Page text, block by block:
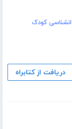
کودک
دریافت از کتابراه